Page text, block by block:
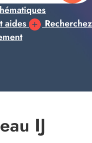
aides
Recherchez
IJ